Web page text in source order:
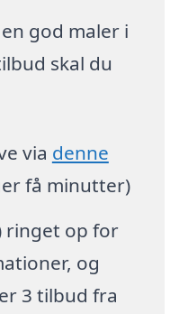
god maler i
skal du
via denne
få minutter)
ringet op for
og
3 tilbud fra